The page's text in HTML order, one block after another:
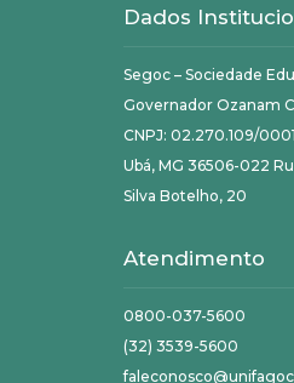
Dados
Segoc – Sociedade
Governador Ozanam
CNPJ: 02.270.109/
Ubá, MG 36506-022
Silva Botelho, 20
Atendimento
0800-037-5600
(32) 3539-5600